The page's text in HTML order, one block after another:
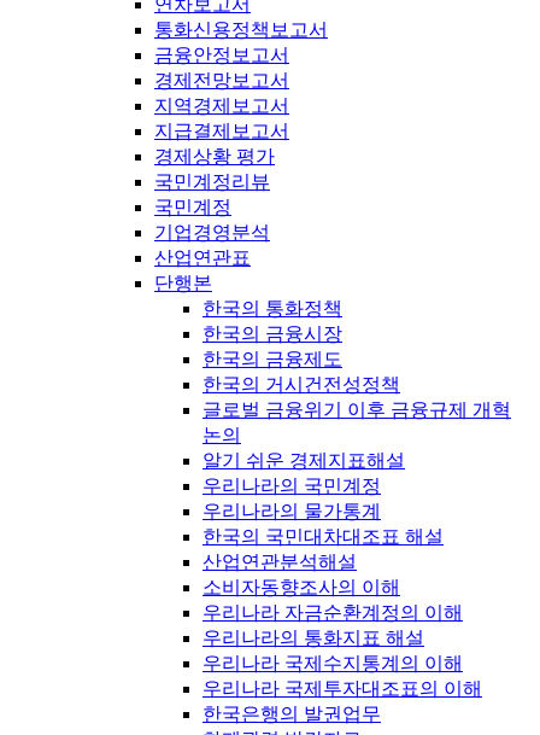
연차보고서
통화신용정책보고서
금융안정보고서
경제전망보고서
지역경제보고서
지급결제보고서
경제상황 평가
국민계정리뷰
국민계정
기업경영분석
산업연관표
단행본
한국의 통화정책
한국의 금융시장
한국의 금융제도
한국의 거시건전성정책
글로벌 금융위기 이후 금융규제 개혁
논의
알기 쉬운 경제지표해설
우리나라의 국민계정
우리나라의 물가통계
한국의 국민대차대조표 해설
산업연관분석해설
소비자동향조사의 이해
우리나라 자금순환계정의 이해
우리나라의 통화지표 해설
우리나라 국제수지통계의 이해
우리나라 국제투자대조표의 이해
한국은행의 발권업무